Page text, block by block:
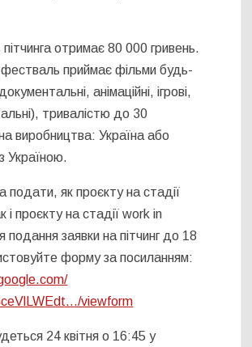
отримає 80 000 гривень.
фестваль приймає фільми будь-
анімаційні, ігрові,
тривалістю до 30
виробництва: Україна або
Україною.
подати, як проєкту на стадії
і проєкту на стадії work in
заявки на пітчинг до 18
форму за посиланням:
viewform
24 квітня о 16:45 у